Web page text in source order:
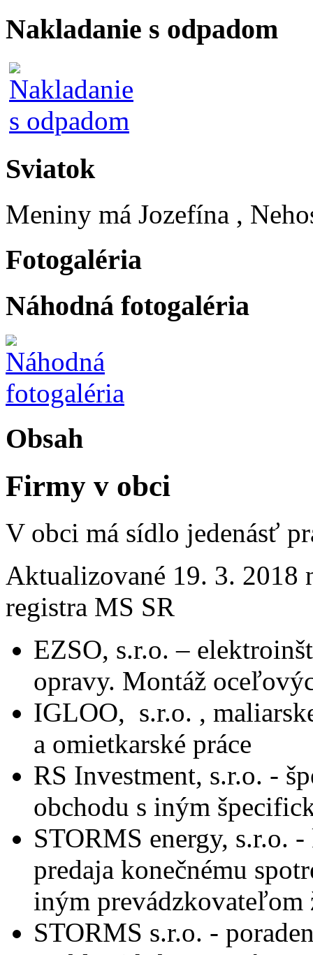
Nakladanie s odpadom
Sviatok
Meniny má Jozefína ,
Fotogaléria
Náhodná fotogaléria
Obsah
Firmy v obci
V obci má sídlo jedenásť
Aktualizované 19. 3. 2018
registra MS SR
EZSO, s.r.o. –
opravy. Montáž
IGLOO, s.r.o. ,
a omietkarské práce
RS Investment, s.r.o. -
obchodu s iným
STORMS energy, s.r.o.
predaja konečnému
iným
STORMS s.r.o. -